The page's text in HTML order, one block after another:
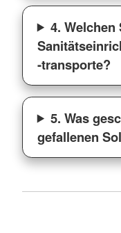
4. Welchen
-transporte?
5. Was
gefallenen